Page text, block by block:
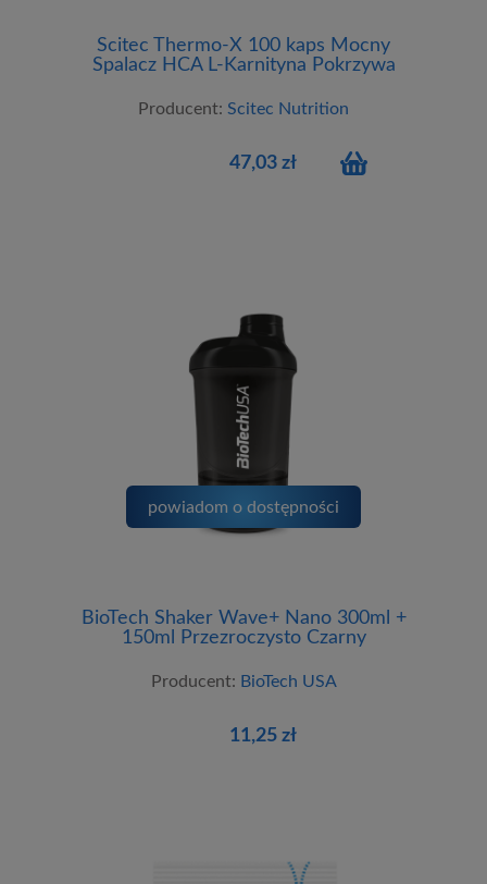
Scitec Thermo-X 100 kaps Mocny
Spalacz HCA L-Karnityna Pokrzywa
Producent: Scitec Nutrition
47,03 zł
BioTech Shaker Wave+ Nano 300ml +
150ml Przezroczysto Czarny
Producent: BioTech USA
11,25 zł
powiadom o dostępności